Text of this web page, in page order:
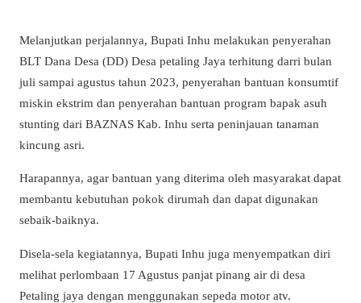
Melanjutkan perjalannya, Bupati Inhu melakukan penyerahan
BLT Dana Desa (DD) Desa petaling Jaya terhitung darri bulan
juli sampai agustus tahun 2023, penyerahan bantuan konsumtif
miskin ekstrim dan penyerahan bantuan program bapak asuh
stunting dari BAZNAS Kab. Inhu serta peninjauan tanaman
kincung asri.
Harapannya, agar bantuan yang diterima oleh masyarakat dapat
membantu kebutuhan pokok dirumah dan dapat digunakan
sebaik-baiknya.
Disela-sela kegiatannya, Bupati Inhu juga menyempatkan diri
melihat perlombaan 17 Agustus panjat pinang air di desa
Petaling jaya dengan menggunakan sepeda motor atv.